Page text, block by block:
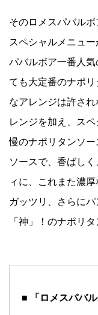
そのロメスパバル
スペシャルメニュ
パバルボア一番人
ても大定番のナポ
なアレンジは許さ
レンジを加え、ス
慢のナポリタンソ
ソースで、香ばし
ィに、これまた濃
ガッツリ、さらに
「神」！のナポリタ
■ 「ロメスパバ